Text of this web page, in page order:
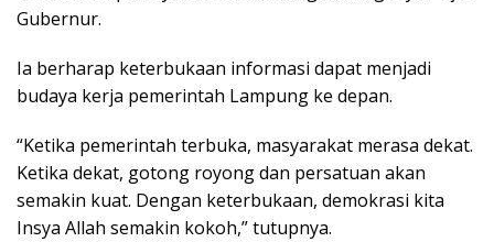
Gubernur.
Ia berharap keterbukaan informasi dapat menjadi
budaya kerja pemerintah Lampung ke depan.
“Ketika pemerintah terbuka, masyarakat merasa dekat.
Ketika dekat, gotong royong dan persatuan akan
semakin kuat. Dengan keterbukaan, demokrasi kita
Insya Allah semakin kokoh,” tutupnya.